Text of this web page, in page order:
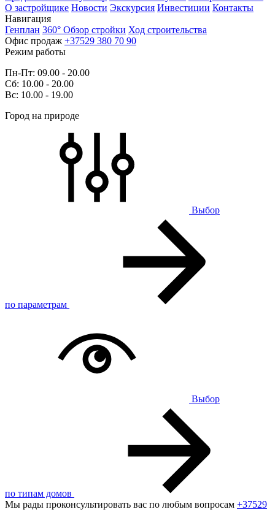
О застройщике Новости Экскурсия Инвестиции Контакты
Навигация
Генплан 360° Обзор стройки Ход строительства
Офис продаж +37529 380 70 90
Режим работы
Пн-Пт: 09.00 - 20.00
Сб: 10.00 - 20.00
Вс: 10.00 - 19.00
Город на природе
Выбор
по параметрам
Выбор
по типам домов
Мы рады проконсультировать вас по любым вопросам +37529